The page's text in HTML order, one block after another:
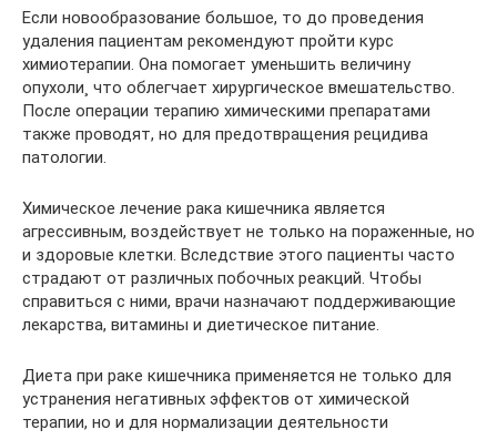
Если новообразование большое, то до проведения
удаления пациентам рекомендуют пройти курс
химиотерапии. Она помогает уменьшить величину
опухоли¸ что облегчает хирургическое вмешательство.
После операции терапию химическими препаратами
также проводят, но для предотвращения рецидива
патологии.
Химическое лечение рака кишечника является
агрессивным, воздействует не только на пораженные, но
и здоровые клетки. Вследствие этого пациенты часто
страдают от различных побочных реакций. Чтобы
справиться с ними, врачи назначают поддерживающие
лекарства, витамины и диетическое питание.
Диета при раке кишечника применяется не только для
устранения негативных эффектов от химической
терапии, но и для нормализации деятельности